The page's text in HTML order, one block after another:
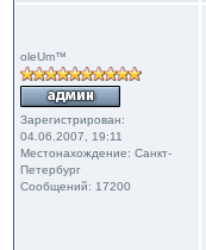
oleUm™
Зарегистрирован:
04.06.2007, 19:11
Местонахождение: Санкт-
Петербург
Сообщений: 17200